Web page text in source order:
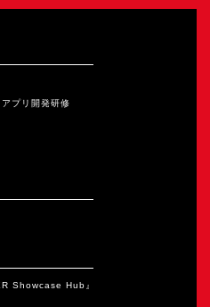
プリ開発研修
Showcase Hub』